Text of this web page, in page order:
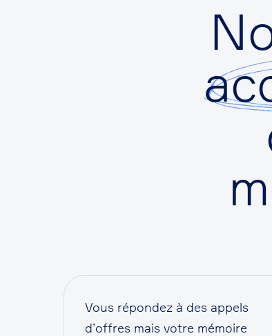
Vous répondez à des appels
d’offres mais votre mémoire